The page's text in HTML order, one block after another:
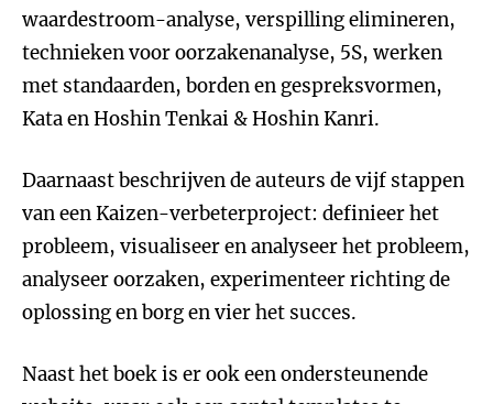
waardestroom-analyse, verspilling elimineren,
technieken voor oorzakenanalyse, 5S, werken
met standaarden, borden en gespreksvormen,
Kata en Hoshin Tenkai & Hoshin Kanri.
Daarnaast beschrijven de auteurs de vijf stappen
van een Kaizen-verbeterproject: definieer het
probleem, visualiseer en analyseer het probleem,
analyseer oorzaken, experimenteer richting de
oplossing en borg en vier het succes.
Naast het boek is er ook een ondersteunende